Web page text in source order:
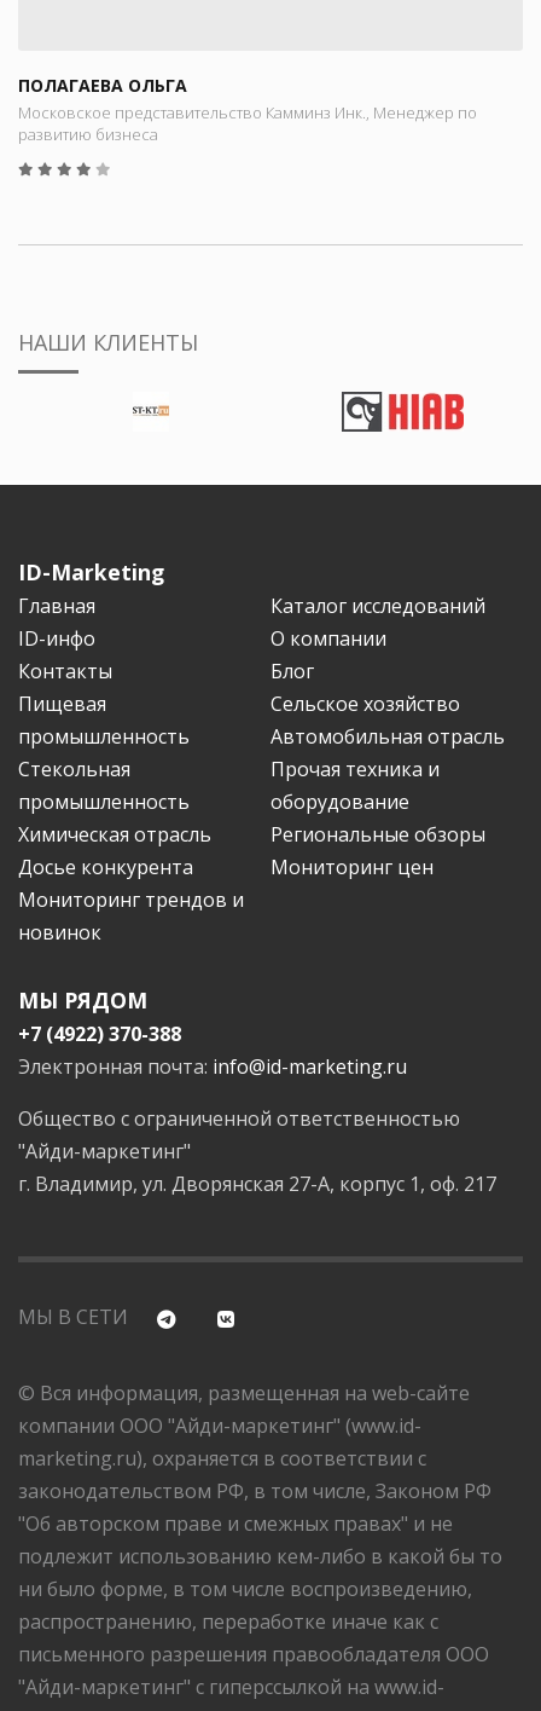
ПОЛАГАЕВА ОЛЬГА
Московское представительство Камминз Инк., Менеджер по
развитию бизнеса
НАШИ КЛИЕНТЫ
ID-Marketing
Главная
Каталог исследований
ID-инфо
О компании
Контакты
Блог
Пищевая
промышленность
Сельское хозяйство
Автомобильная отрасль
Стекольная
промышленность
Прочая техника и
оборудование
Химическая отрасль
Региональные обзоры
Досье конкурента
Мониторинг цен
Мониторинг трендов и
новинок
МЫ РЯДОМ
+7 (4922) 370-388
Электронная почта: info@id-marketing.ru
Общество с ограниченной ответственностью
"Айди-маркетинг"
г. Владимир, ул. Дворянская 27-А, корпус 1, оф. 217
МЫ В СЕТИ
© Вся информация, размещенная на web-сайте
компании ООО "Айди-маркетинг" (www.id-
marketing.ru), охраняется в соответствии с
законодательством РФ, в том числе, Законом РФ
"Об авторском праве и смежных правах" и не
подлежит использованию кем-либо в какой бы то
ни было форме, в том числе воспроизведению,
распространению, переработке иначе как с
письменного разрешения правообладателя ООО
"Айди-маркетинг" с гиперссылкой на www.id-